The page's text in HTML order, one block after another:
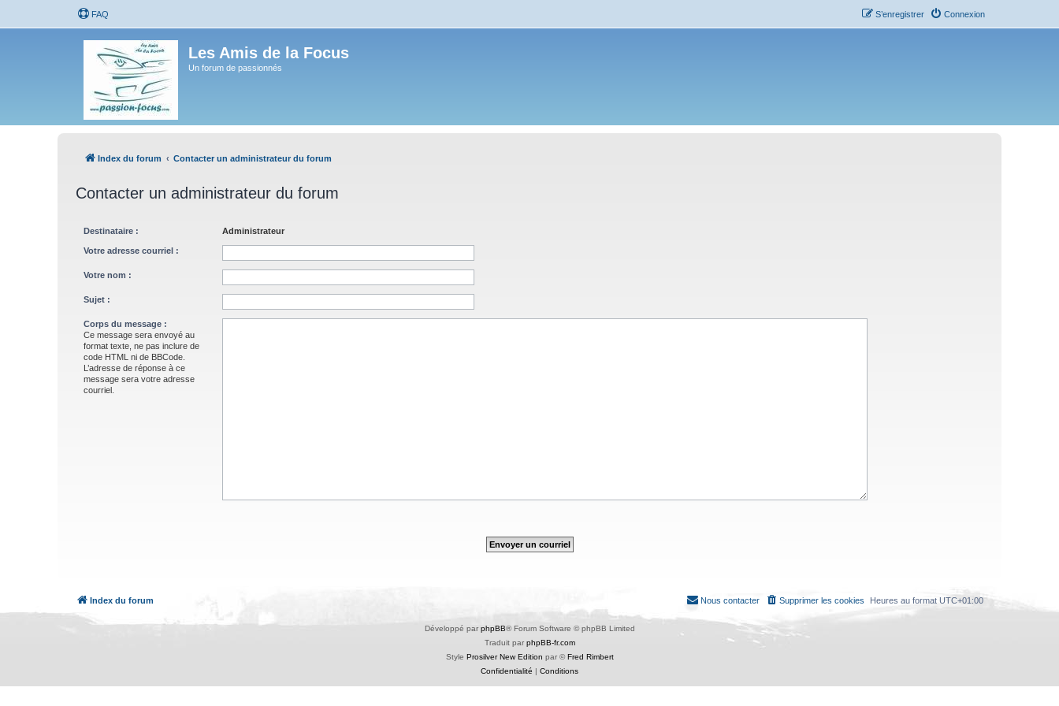
FAQ Connexion
S’enregistrer
Les Amis de la Focus
Un forum de passionnés
Index du forum Contacter un administrateur du forum
Contacter un administrateur du forum
Destinataire : Administrateur
Votre adresse courriel :
Votre nom :
Sujet :
Corps du message :
Ce message sera envoyé au
format texte, ne pas inclure de
code HTML ni de BBCode.
L’adresse de réponse à ce
message sera votre adresse
courriel.
Index du forum Heures au format UTC+01:00
Supprimer les cookies
Nous contacter
Développé par phpBB® Forum Software © phpBB Limited
Traduit par phpBB-fr.com
Style Prosilver New Edition par ©Fred Rimbert
Confidentialité | Conditions